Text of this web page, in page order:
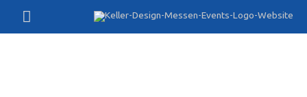
Hauptmenü